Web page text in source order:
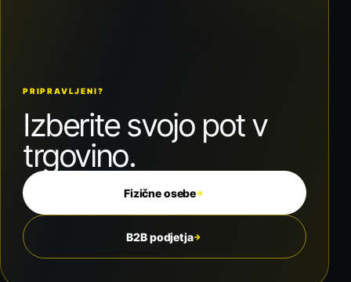
PRIPRAVLJENI?
Izberite svojo pot v
trgovino.
Fizične osebe→
B2B podjetja→